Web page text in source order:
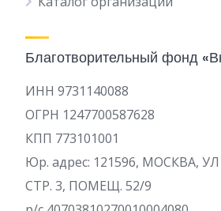
Благотворительный фонд
ИНН 9731140088
ОГРН 1247700587628
КПП 773101001
Юр. адрес: 121596, МОСКВА,
СТР. 3, ПОМЕЩ. 52/9